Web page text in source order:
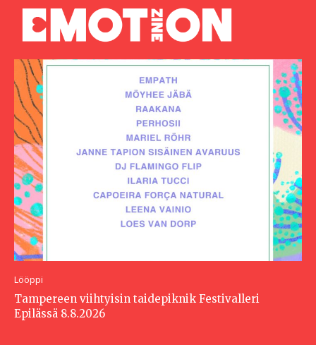
Lööppi
Tampereen viihtyisin taidepiknik Festivalleri
Epilässä 8.8.2026